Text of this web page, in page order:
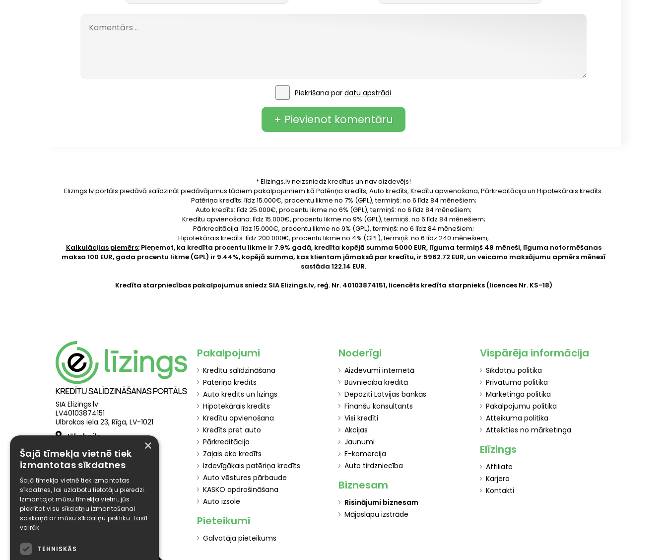
Piekrišana par datu apstrādi
+ Pievienot komentāru
* Elizings.lv neizsniedz kredītus un nav aizdevējs!
Elizings.lv portāls piedāvā salīdzināt piedāvājumus tādiem pakalpojumiem kā Patēriņa kredīts, Auto kredīts, Kredītu apvienošana, Pārkreditācija un Hipotekārais kredīts.
Patēriņa kredīts: līdz 15.000€, procentu likme no 7% (GPL), termiņš: no 6 līdz 84 mēnešiem;
Auto kredīts: līdz 25.000€, procentu likme no 6% (GPL), termiņš: no 6 līdz 84 mēnešiem;
Kredītu apvienošana: līdz 15.000€, procentu likme no 9% (GPL), termiņš: no 6 līdz 84 mēnešiem;
Pārkreditācija: līdz 15.000€, procentu likme no 9% (GPL), termiņš: no 6 līdz 84 mēnešiem;
Hipotekārais kredīts: līdz 200.000€, procentu likme no 4% (GPL), termiņš: no 6 līdz 240 mēnešiem;
Kalkulācijas piemērs:Pieņemot, ka kredīta procentu likme ir 7.9% gadā, kredīta kopējā summa 5000 EUR, līguma termiņš 48 mēneši, līguma noformēšanas
maksa 100 EUR, gada procentu likme (GPL) ir 9.44%, kopējā summa, kas klientam jāmaksā par kredītu, ir 5962.72 EUR, un veicamo maksājumu apmērs mēnesī
sastāda 122.14 EUR.
Kredīta starpniecības pakalpojumus sniedz SIA Elizings.lv, reģ. Nr. 40103874151, licencēts kredīta starpnieks (licences Nr. KS-18)
SIA Elizings.lv
LV40103874151
Ulbrokas iela 23, Rīga, LV-1021
Jēkabpils
jekabpils@elizings.lv
28 300 002
Rīga
Merķeļa iela 21,LV-1011
info@elizings.com
24 800 200
Liepāja
Brīvības 13/15, LV-3401
Pakalpojumi
Kredītu salīdzināšana
Patēriņa kredīts
Auto kredīts un līzings
Hipotekārais kredīts
Kredītu apvienošana
Kredīts pret auto
Pārkreditācija
Zaļais eko kredīts
Izdevīgākais patēriņa kredīts
Auto vēstures pārbaude
KASKO apdrošināšana
Auto izsole
Pieteikumi
Galvotāja pieteikums
Noderīgi
Aizdevumi internetā
Būvniecība kredītā
Depozīti Latvijas bankās
Finanšu konsultants
Visi kredīti
Akcijas
Jaunumi
E-komercija
Auto tirdzniecība
Biznesam
Risinājumi biznesam
Mājaslapu izstrāde
Vispārēja informācija
Sīkdatņu politika
Privātuma politika
Marketinga politika
Pakalpojumu politika
Atteikuma politika
Atteikties no mārketinga
Elīzings
Affiliate
Karjera
Kontakti
×
Šajā tīmekļa vietnē tiek
izmantotas sīkdatnes
Šajā tīmekļa vietnē tiek izmantotas
sīkdatnes, lai uzlabotu lietotāju pieredzi.
Izmantojot mūsu tīmekļa vietni, jūs
piekrītat visu sīkdatņu izmantošanai
saskaņā ar mūsu sīkdatņu politiku. Lasīt
vairāk
TEHNISKĀS